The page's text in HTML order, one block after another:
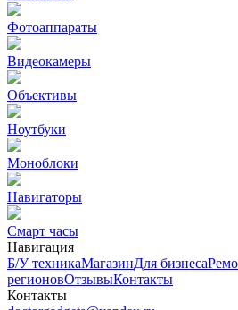
Фотоаппараты
Видеокамеры
Объективы
Ноутбуки
Моноблоки
Навигаторы
Смарт часы
Навигация
Б/У техникaМагазинДля бизнеса
регионовОтзывыКонтакты
Контакты